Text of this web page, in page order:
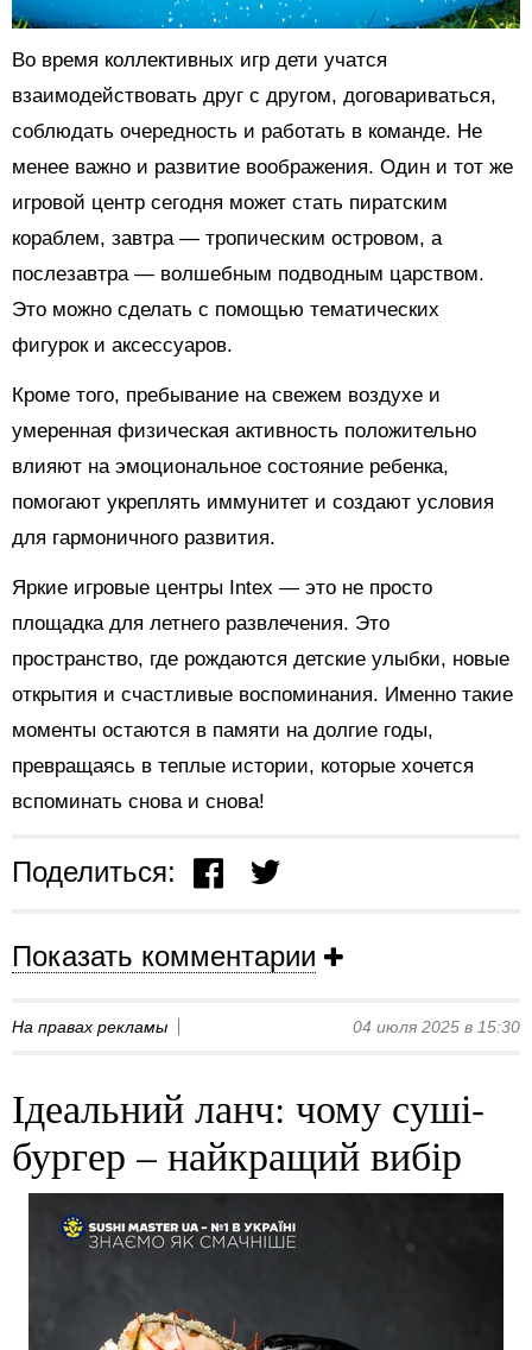
Во время коллективных игр дети учатся
взаимодействовать друг с другом, договариваться,
соблюдать очередность и работать в команде. Не
менее важно и развитие воображения. Один и тот же
игровой центр сегодня может стать пиратским
кораблем, завтра — тропическим островом, а
послезавтра — волшебным подводным царством.
Это можно сделать с помощью тематических
фигурок и аксессуаров.
Кроме того, пребывание на свежем воздухе и
умеренная физическая активность положительно
влияют на эмоциональное состояние ребенка,
помогают укреплять иммунитет и создают условия
для гармоничного развития.
Яркие игровые центры Intex — это не просто
площадка для летнего развлечения. Это
пространство, где рождаются детские улыбки, новые
открытия и счастливые воспоминания. Именно такие
моменты остаются в памяти на долгие годы,
превращаясь в теплые истории, которые хочется
вспоминать снова и снова!
Поделиться:
Показать комментарии
На правах рекламы 04 июля 2025 в 15:30
Ідеальний ланч: чому суші-
бургер – найкращий вибір